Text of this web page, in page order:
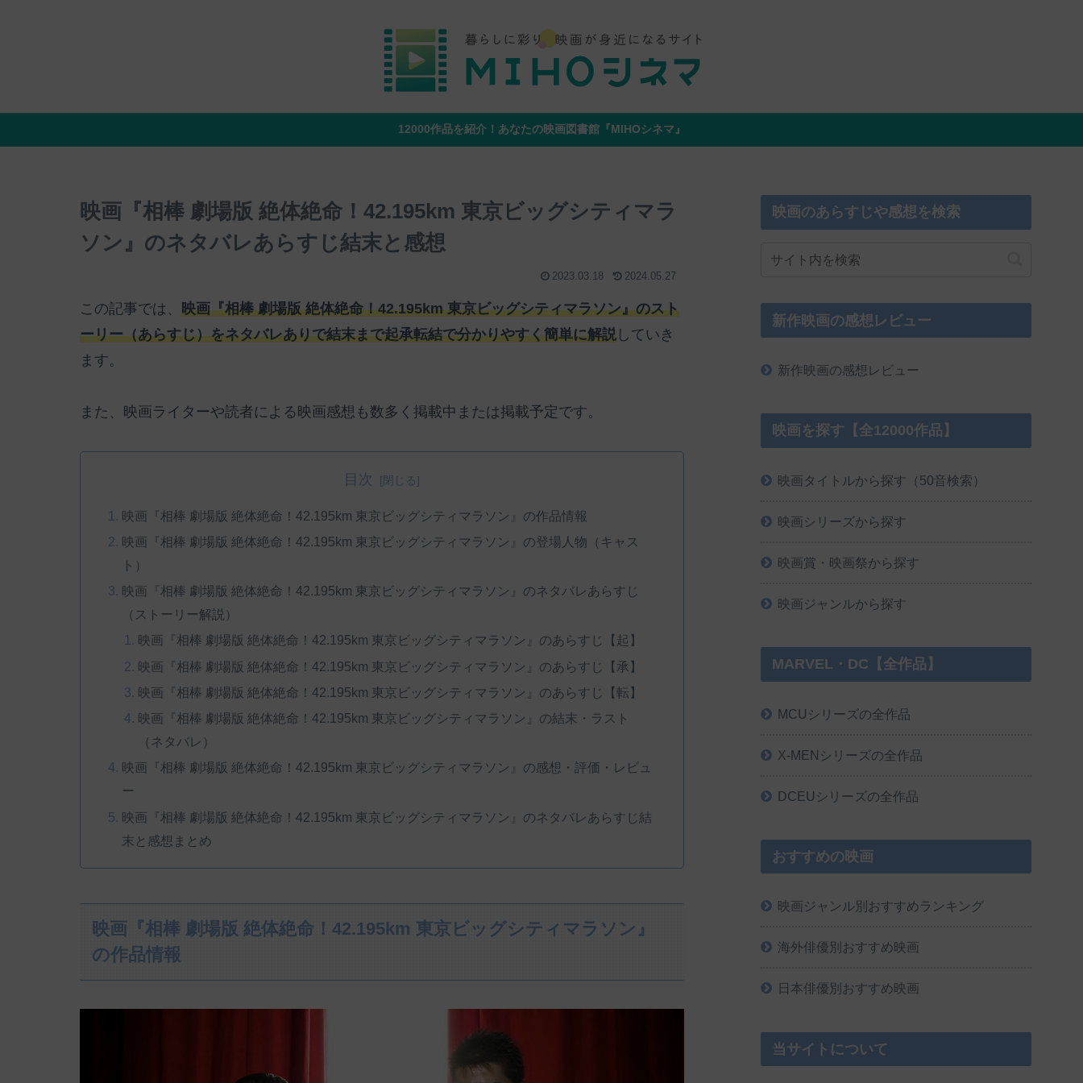
12000作品を紹介！あなたの映画図書館『MIHOシネマ』
映画『相棒 劇場版 絶体絶命！42.195km 東京ビッグシティマラ
ソン』のネタバレあらすじ結末と感想
2023.03.18 2024.05.27
この記事では、 映画『相棒 劇場版 絶体絶命！42.195km 東京ビッグシティマラソン』のスト
ーリー（あらすじ）をネタバレありで結末まで起承転結で分かりやすく簡単に解説 していき
ます。
また、映画ライターや読者による映画感想も数多く掲載中または掲載予定です。
目次
映画『相棒 劇場版 絶体絶命！42.195km 東京ビッグシティマラソン』の作品情報
映画『相棒 劇場版 絶体絶命！42.195km 東京ビッグシティマラソン』の登場人物（キャス
ト）
映画『相棒 劇場版 絶体絶命！42.195km 東京ビッグシティマラソン』のネタバレあらすじ
（ストーリー解説）
映画『相棒 劇場版 絶体絶命！42.195km 東京ビッグシティマラソン』のあらすじ【起】
映画『相棒 劇場版 絶体絶命！42.195km 東京ビッグシティマラソン』のあらすじ【承】
映画『相棒 劇場版 絶体絶命！42.195km 東京ビッグシティマラソン』のあらすじ【転】
映画『相棒 劇場版 絶体絶命！42.195km 東京ビッグシティマラソン』の結末・ラスト
（ネタバレ）
映画『相棒 劇場版 絶体絶命！42.195km 東京ビッグシティマラソン』の感想・評価・レビュ
ー
映画『相棒 劇場版 絶体絶命！42.195km 東京ビッグシティマラソン』のネタバレあらすじ結
末と感想まとめ
映画『相棒 劇場版 絶体絶命！42.195km 東京ビッグシティマラソン』
の作品情報
映画のあらすじや感想を検索
新作映画の感想レビュー
新作映画の感想レビュー
映画を探す【全12000作品】
映画タイトルから探す（50音検索）
映画シリーズから探す
映画賞・映画祭から探す
映画ジャンルから探す
MARVEL・DC【全作品】
MCUシリーズの全作品
X-MENシリーズの全作品
DCEUシリーズの全作品
おすすめの映画
映画ジャンル別おすすめランキング
海外俳優別おすすめ映画
日本俳優別おすすめ映画
当サイトについて